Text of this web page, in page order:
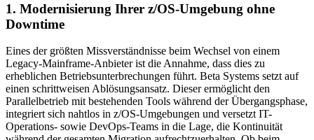
1. Modernisierung Ihrer z/OS-Umgebung ohne
Downtime
Eines der größten Missverständnisse beim Wechsel von einem
Legacy-Mainframe-Anbieter ist die Annahme, dass dies zu
erheblichen Betriebsunterbrechungen führt. Beta Systems setzt auf
einen schrittweisen Ablösungsansatz. Dieser ermöglicht den
Parallelbetrieb mit bestehenden Tools während der Übergangsphase,
integriert sich nahtlos in z/OS-Umgebungen und versetzt IT-
Operations- sowie DevOps-Teams in die Lage, die Kontinuität